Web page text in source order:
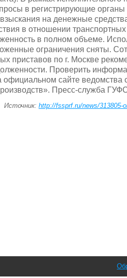
в регистрирующие органы
на денежные
в отношении
в полном объеме.
ограничения сняты.
приставов по г. Москве
Проверить
официальном сайте ведомства
Пресс-служба
Источник: http://fssprf.ru/news/313805-